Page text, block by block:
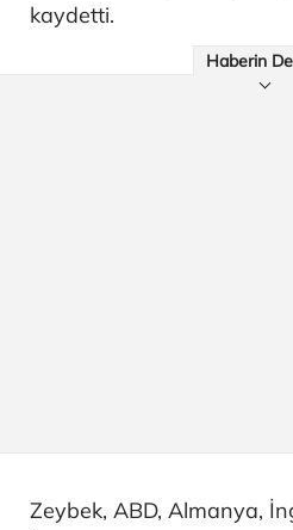
kaydetti.
Haberin
Zeybek, ABD, Almanya,